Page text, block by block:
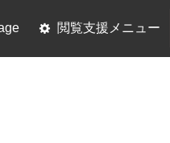
閲覧支援メニュー